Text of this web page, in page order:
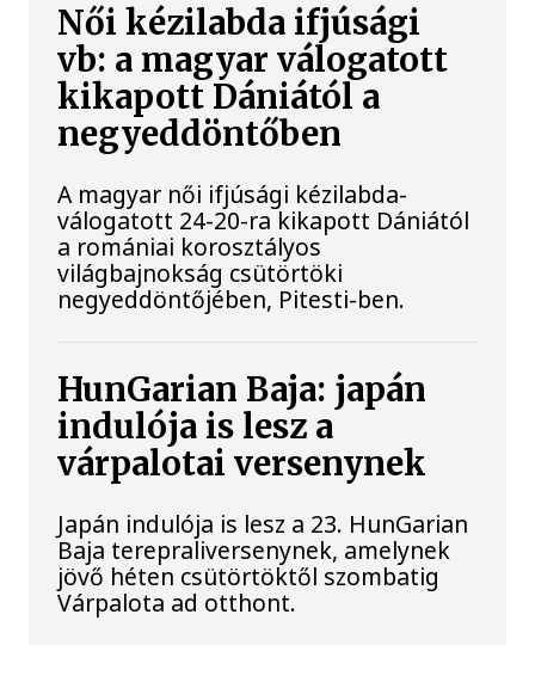
Női kézilabda ifjúsági
vb: a magyar válogatott
kikapott Dániától a
negyeddöntőben
A magyar női ifjúsági kézilabda-
válogatott 24-20-ra kikapott Dániától
a romániai korosztályos
világbajnokság csütörtöki
negyeddöntőjében, Pitesti-ben.
HunGarian Baja: japán
indulója is lesz a
várpalotai versenynek
Japán indulója is lesz a 23. HunGarian
Baja terepraliversenynek, amelynek
jövő héten csütörtöktől szombatig
Várpalota ad otthont.